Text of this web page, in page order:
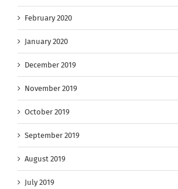
February 2020
January 2020
December 2019
November 2019
October 2019
September 2019
August 2019
July 2019